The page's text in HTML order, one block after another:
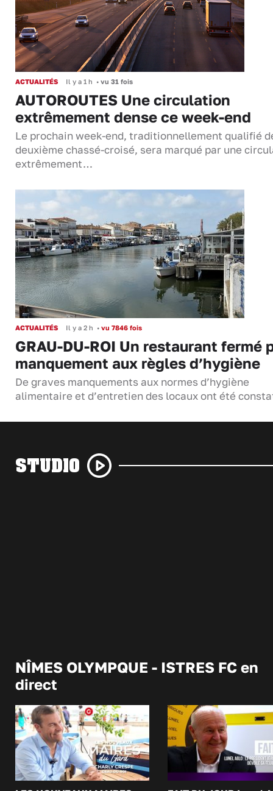
ACTUALITÉS Il y a 1 h • vu 31 fois
AUTOROUTES Une circulation
extrêmement dense ce week-end
Le prochain week-end, traditionnellement qualifié
deuxième chassé-croisé, sera marqué par une
extrêmement…
ACTUALITÉS Il y a 2 h • vu 7846 fois
GRAU-DU-ROI Un restaurant fermé
manquement aux règles d’hygiène
De graves manquements aux normes d’hygiène
alimentaire et d’entretien des locaux ont été
STUDIO
NÎMES OLYMPQUE - ISTRES FC en
direct